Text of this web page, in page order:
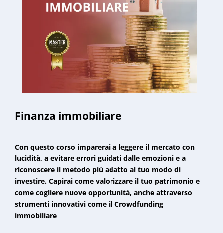
Finanza immobiliare
Con questo corso imparerai a leggere il mercato con
lucidità, a evitare errori guidati dalle emozioni e a
riconoscere il metodo più adatto al tuo modo di
investire. Capirai come valorizzare il tuo patrimonio e
come cogliere nuove opportunità, anche attraverso
strumenti innovativi come il Crowdfunding
immobiliare